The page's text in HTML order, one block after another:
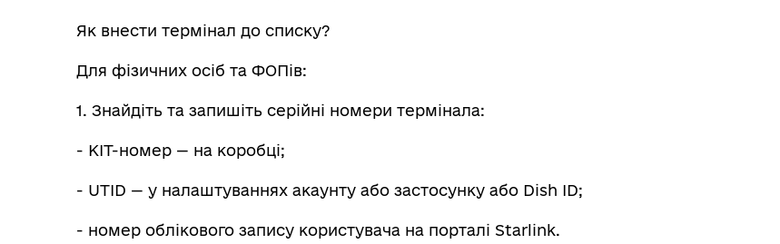
Як внести термінал до списку?
Для фізичних осіб та ФОПів:
1. Знайдіть та запишіть серійні номери термінала:
- KIT-номер — на коробці;
- UTID — у налаштуваннях акаунту або застосунку або Dish ID;
- номер облікового запису користувача на порталі Starlink.